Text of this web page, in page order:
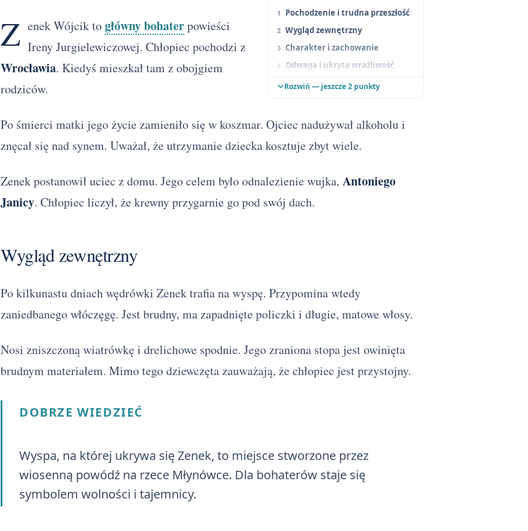
Pochodzenie i trudna przeszłość
Wygląd zewnętrzny
Charakter i zachowanie
Odwaga i ukryta wrażliwość
Przemiana bohatera
Rozwiń — jeszcze 2 punkty
Z enek Wójcik togłówny bohaterpowieści
Ireny Jurgielewiczowej. Chłopiec pochodzi z
Wrocławia. Kiedyś mieszkał tam z obojgiem
rodziców.
Po śmierci matki jego życie zamieniło się w koszmar. Ojciec nadużywał alkoholu i
znęcał się nad synem. Uważał, że utrzymanie dziecka kosztuje zbyt wiele.
Zenek postanowił uciec z domu. Jego celem było odnalezienie wujka, Antoniego
Janicy. Chłopiec liczył, że krewny przygarnie go pod swój dach.
Wygląd zewnętrzny
Po kilkunastu dniach wędrówki Zenek trafia na wyspę. Przypomina wtedy
zaniedbanego włóczęgę. Jest brudny, ma zapadnięte policzki i długie, matowe włosy.
Nosi zniszczoną wiatrówkę i drelichowe spodnie. Jego zraniona stopa jest owinięta
brudnym materiałem. Mimo tego dziewczęta zauważają, że chłopiec jest przystojny.
DOBRZE WIEDZIEĆ
Wyspa, na której ukrywa się Zenek, to miejsce stworzone przez
wiosenną powódź na rzece Młynówce. Dla bohaterów staje się
symbolem wolności i tajemnicy.